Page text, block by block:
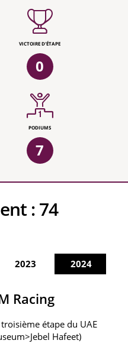
VICTOIRE D'ÉTAPE
0
PODIUMS
7
:74
2023 2024
Racing
étape du UAE
Hafeet)